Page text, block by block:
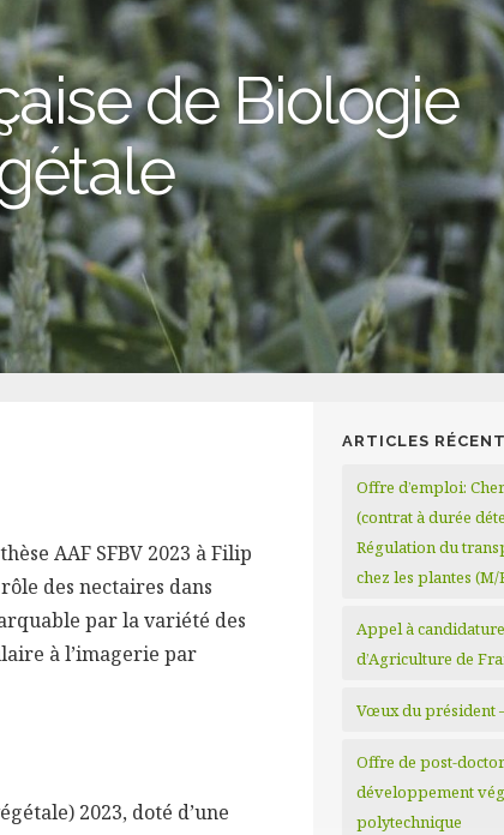
de Biologie
AAFSFBV 2023 à Filip
des nectaires dans
par la variété des
à l’imagerie par
2023, doté d’une
ARTICLES
Offre d’emploi:
(contrat à durée
Régulation du
chez les plantes (M/
Appel à
d’Agriculture de
Vœux du président
Offre de post-
développement
polytechnique